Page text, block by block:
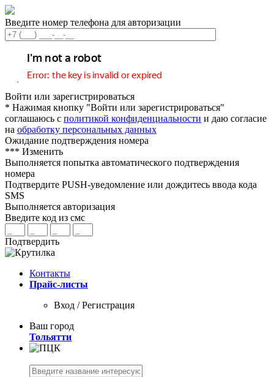
Введите номер телефона для авторизации
Войти или зарегистрироваться
* Нажимая кнопку "Войти или зарегистрироваться"
соглашаюсь с политикой конфиденциальности и даю согласие
на обработку персональных данных
Ожидание подтверждения номера
*** Изменить
Выполняется попытка автоматического подтверждения
номера
Подтвердите PUSH-уведомление или дождитесь ввода кода
SMS
Выполняется авторизация
Введите код из смс
Подтвердить
Контакты
Прайс-листы
Вход / Регистрация
Ваш город
Тольятти